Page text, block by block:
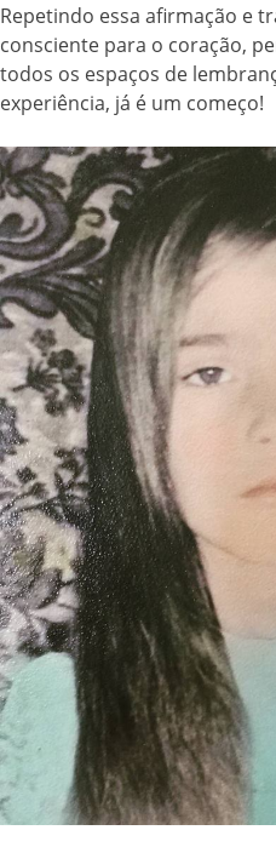
Repetindo essa afirmação e
consciente para o coração,
todos os espaços de
experiência, já é um começo!